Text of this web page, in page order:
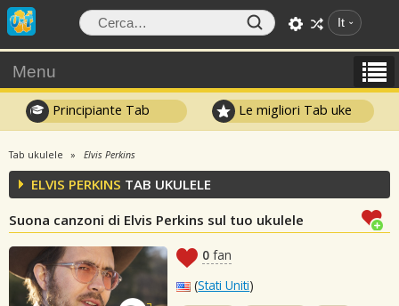
It
Menu
Principiante Tab Le migliori Tab uke
Tab ukulele Elvis Perkins
ELVIS PERKINS TAB UKULELE
Suona canzoni di Elvis Perkins sul tuo ukulele
0 fan
(Stati Uniti)